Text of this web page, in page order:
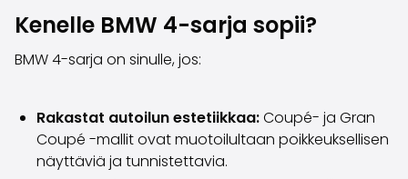
Mercedes-Benz
Polestar
Skoda
Volkswagen
Volvo
Kaikki automerkit
Kenelle BMW 4-sarja sopii?
BMW 4-sarja on sinulle, jos:
Rakastat autoilun estetiikkaa:Coupé- ja Gran
Coupé -mallit ovat muotoilultaan poikkeuksellisen
näyttäviä ja tunnistettavia.